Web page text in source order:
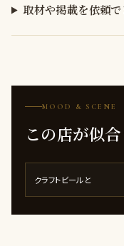
取材や掲載を依頼で
MOOD & SCENE
この店が似
クラフトビールと